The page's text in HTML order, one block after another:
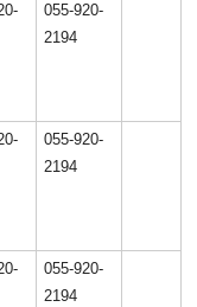
055-920-
2194
055-920-
2194
055-920-
2194